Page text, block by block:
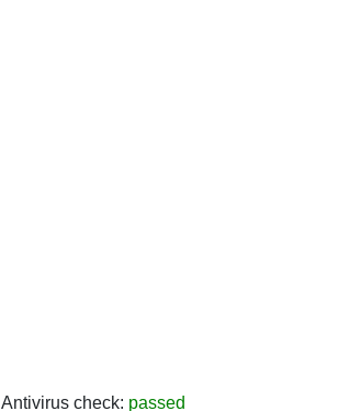
Antivirus check: passed